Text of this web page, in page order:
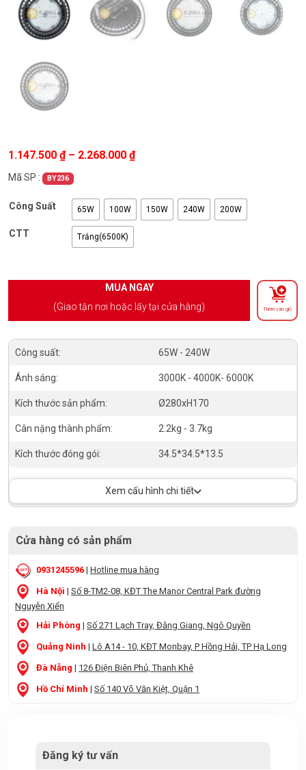
1.147.500 ₫ – 2.268.000 ₫Khoảng giá: từ 1.147.500 ₫ đến
Mã SP : BY236
Công Suất 65W 100W 150W 240W 200W
CTT Trắng(6500K)
MUA NGAY
(Giao tận nơi hoặc lấy tại cửa hàng)
Thêm vào giỏ
Công suất: 65W - 240W
Ánh sáng: 3000K - 4000K- 6000K
Kích thước sản phẩm: Ø280xH170
Cân nặng thành phẩm: 2.2kg - 3.7kg
Kích thước đóng gói: 34.5*34.5*13.5
Xem cấu hình chi tiết
Cửa hàng có sản phẩm
0931245596 | Hotline mua hàng
Hà Nội | Số 8-TM2-08, KĐT The Manor Central Park đường
Nguyễn Xiển
Hải Phòng | Số 271 Lạch Tray, Đằng Giang, Ngô Quyền
Quảng Ninh | Lô A14 - 10, KĐT Monbay, P Hồng Hải, TP Hạ Long
Đà Nẵng | 126 Điện Biên Phủ, Thanh Khê
Hồ Chí Minh | Số 140 Võ Văn Kiệt, Quận 1
Đăng ký tư vấn